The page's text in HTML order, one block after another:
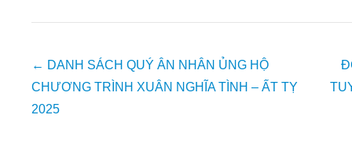
Post
navigation
← DANH SÁCH QUÝ ÂN NHÂN ỦNG HỘ
CHƯƠNG TRÌNH XUÂN NGHĨA TÌNH – ẤT TỴ
2025